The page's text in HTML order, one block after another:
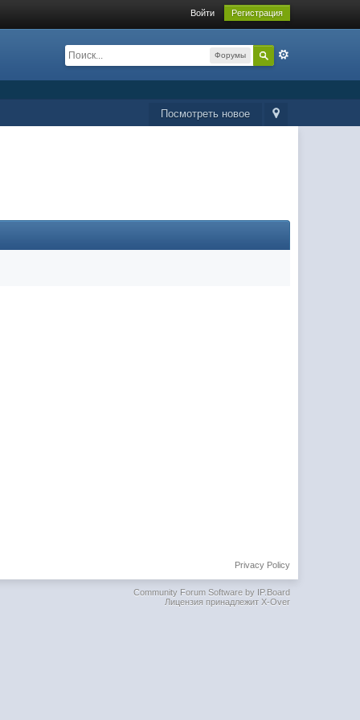
Войти Регистрация
Форумы
Посмотреть новое
Privacy Policy
Community Forum Software by IP.Board
Лицензия принадлежит X-Over